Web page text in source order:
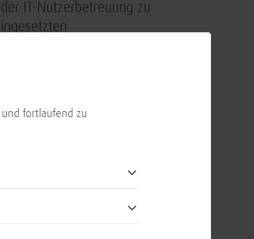
fortlaufend zu
IT-Nutzerbetreuung zu
MINUSMA. Das Kommando
Einsatzkontingente einen